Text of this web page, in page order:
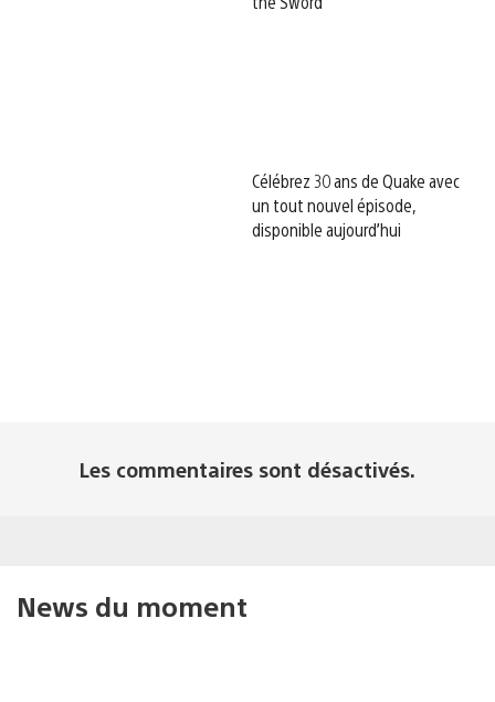
Célébrez 30 ans de Quake avec
un tout nouvel épisode,
disponible aujourd’hui
Les commentaires sont désactivés.
News du moment